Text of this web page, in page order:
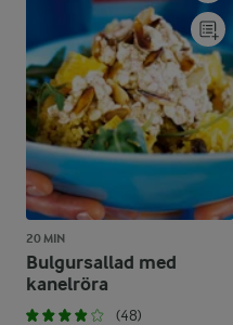
20 MIN
Bulgursallad med
kanelröra
(48)